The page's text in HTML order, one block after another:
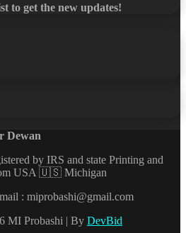
to get the new updates!
Dewan
by IRS and state Printing and
USA 🇺🇸 Michigan
: miprobashi@gmail.com
MI Probashi | By DevBid